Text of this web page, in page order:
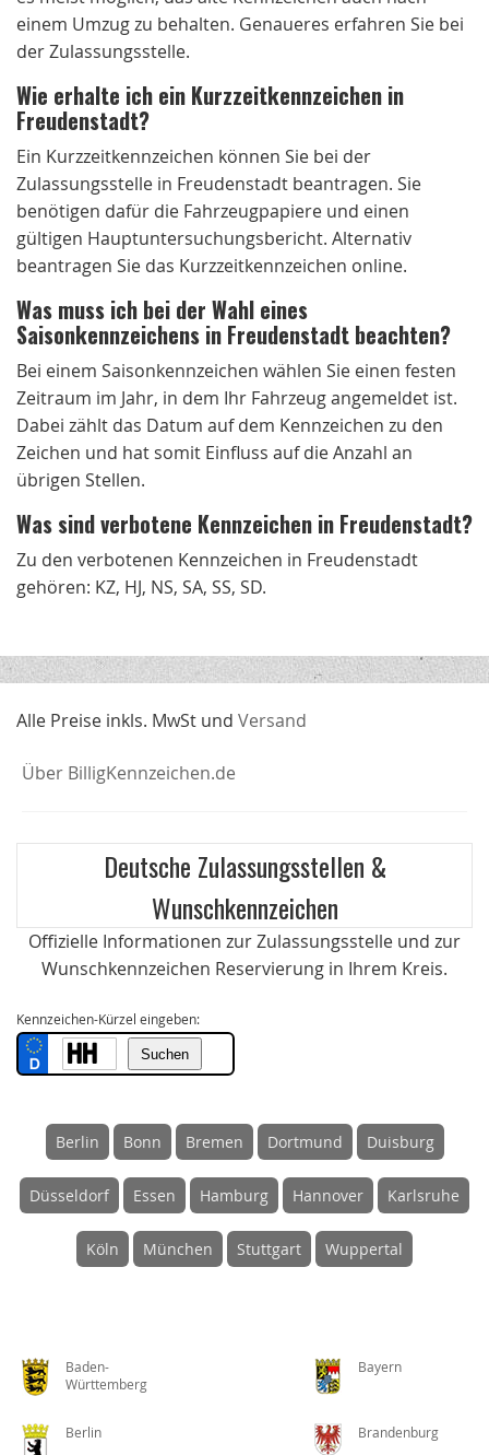
einem Umzug zu behalten. Genaueres erfahren Sie bei
der Zulassungsstelle.
Wie erhalte ich ein Kurzzeitkennzeichen in
Freudenstadt?
Ein Kurzzeitkennzeichen können Sie bei der
Zulassungsstelle in Freudenstadt beantragen. Sie
benötigen dafür die Fahrzeugpapiere und einen
gültigen Hauptuntersuchungsbericht. Alternativ
beantragen Sie das Kurzzeitkennzeichen online.
Was muss ich bei der Wahl eines
Saisonkennzeichens in Freudenstadt beachten?
Bei einem Saisonkennzeichen wählen Sie einen festen
Zeitraum im Jahr, in dem Ihr Fahrzeug angemeldet ist.
Dabei zählt das Datum auf dem Kennzeichen zu den
Zeichen und hat somit Einfluss auf die Anzahl an
übrigen Stellen.
Was sind verbotene Kennzeichen in Freudenstadt?
Zu den verbotenen Kennzeichen in Freudenstadt
gehören: KZ, HJ, NS, SA, SS, SD.
Alle Preise inkls. MwSt und Versand
Über BilligKennzeichen.de
Deutsche Zulassungsstellen &
Wunschkennzeichen
Offizielle Informationen zur Zulassungsstelle und zur
Wunschkennzeichen Reservierung in Ihrem Kreis.
Kennzeichen-Kürzel eingeben:
Berlin Bonn Bremen Dortmund Duisburg
Düsseldorf Essen Hamburg Hannover Karlsruhe
Köln München Stuttgart Wuppertal
Baden-
Württemberg
Bayern
Berlin Brandenburg